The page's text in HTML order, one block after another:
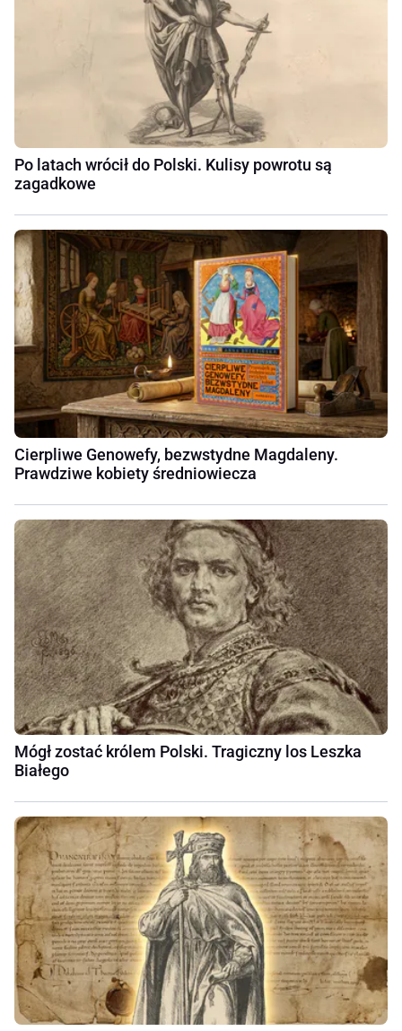
Po latach wrócił do Polski. Kulisy powrotu są
zagadkowe
Cierpliwe Genowefy, bezwstydne Magdaleny.
Prawdziwe kobiety średniowiecza
Mógł zostać królem Polski. Tragiczny los Leszka
Białego